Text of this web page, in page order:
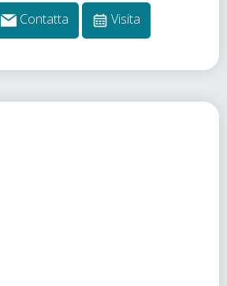
Contatta Visita